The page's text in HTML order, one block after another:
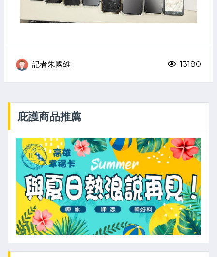
記者朱國維 13180
庇護商品推薦